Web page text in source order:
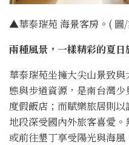
▲華泰瑞苑 海景客房。( 圖
兩種風景，一樣精彩的夏日
華泰瑞苑坐擁大尖山景致
態與步道資源，是南台灣
度假飯店；而賦樂旅居則
地段深受國內外旅客喜愛。
或前往墾丁享受陽光與海